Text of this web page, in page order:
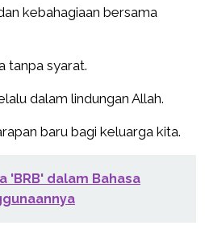
kebahagiaan bersama
tanpa syarat.
dalam lindungan Allah.
baru bagi keluarga kita.
'BRB' dalam Bahasa